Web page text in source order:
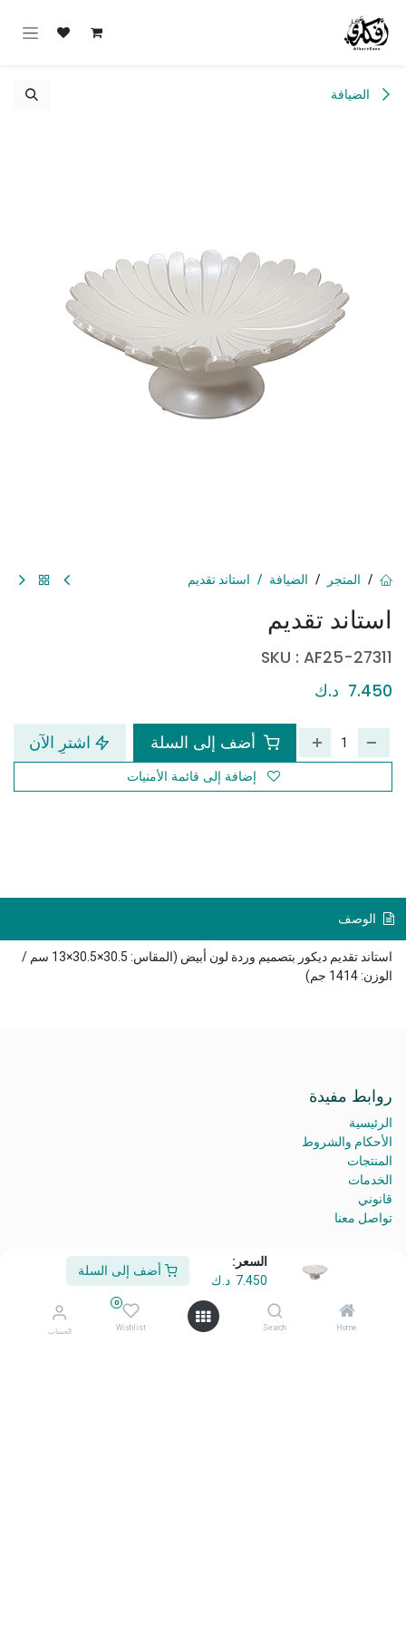
السعر:
7.450 د.ك
أضف إلى السلة
Home
Search
0
Wishlist الحساب
الضيافة
استاند تقديم
SKU : AF25-27311
7.450 د.ك
أضف إلى السلة اشترِ الآن
إضافة إلى قائمة الأمنيات
المتجر الضيافة استاند تقديم
الوصف
استاند تقديم ديكور بتصميم وردة لون أبيض (المقاس: 30.5×30.5×13 سم /
الوزن: 1414 جم)
روابط مفيدة
الرئيسية
الأحكام والشروط
المنتجات
الخدمات
قانوني
تواصل معنا
أهلًا وسهلًا بكم في شركة معرض أفكاري